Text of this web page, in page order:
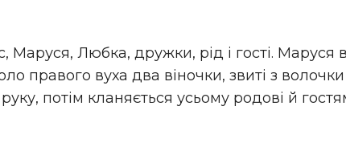
Маруся, Любка, дружки, рід і гості. Маруся
правого вуха два віночки, звиті з
руку, потім кланяється усьому родові й